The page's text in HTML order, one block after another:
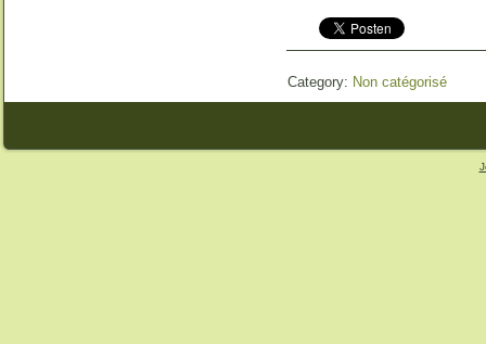
Category: Non catégorisé